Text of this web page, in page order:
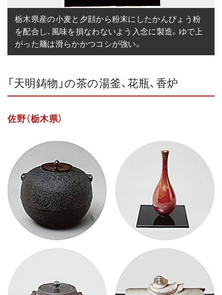
栃木県産の小麦と夕顔から粉末にしたかんぴょう粉
を配合し、風味を損なわないよう入念に製造。ゆで上
がった麺は滑らかかつコシが強い。
「天明鋳物」の茶の湯釜、花瓶、香炉
佐野（栃木県）